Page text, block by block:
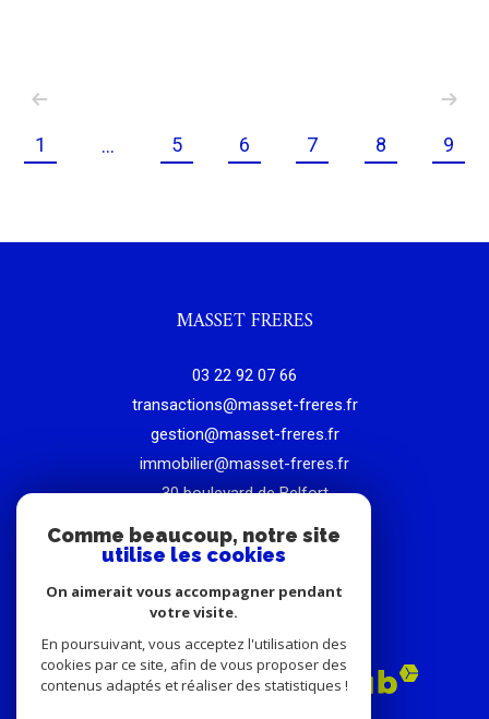
1 ... 5 6 7 8 9
MASSET FRERES
03 22 92 07 66
transactions@masset-freres.fr
gestion@masset-freres.fr
immobilier@masset-freres.fr
30 boulevard de Belfort
ADHÉRENTS
Comme beaucoup, notre site
utilise les cookies
On aimerait vous accompagner pendant
votre visite.
En poursuivant, vous acceptez l'utilisation des
cookies par ce site, afin de vous proposer des
contenus adaptés et réaliser des statistiques !